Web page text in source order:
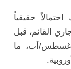
حقيقياً
القائم، قبل
الموعد النهائي المقرر في 1 أغسطس/آب، ما